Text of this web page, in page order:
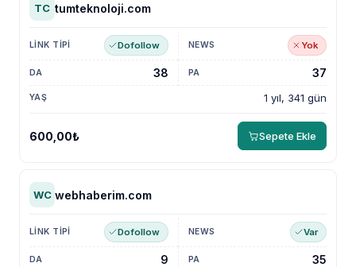
TC tumteknoloji.com
Dofollow Yok
1 yıl, 341 gün
38 37
600,00₺ Sepete Ekle
WC webhaberim.com
Dofollow Var
9 35